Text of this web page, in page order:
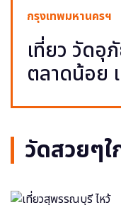
กรุงเทพมหานครฯ
เที่ยว วัดอุ
ตลาดน้อย
วัดสวยๆ